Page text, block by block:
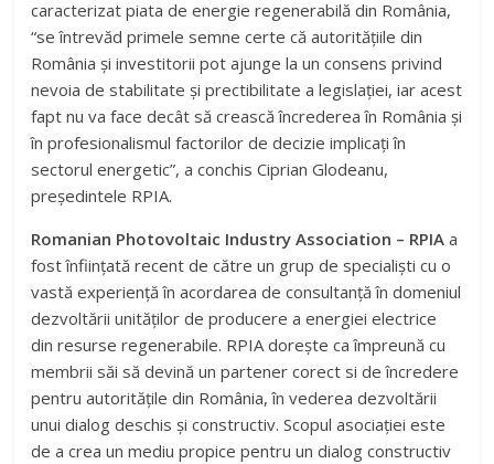
caracterizat piata de energie regenerabilă din România,
“se întrevăd primele semne certe că autoritățiile din
România și investitorii pot ajunge la un consens privind
nevoia de stabilitate și prectibilitate a legislației, iar acest
fapt nu va face decât să crească încrederea în România și
în profesionalismul factorilor de decizie implicați în
sectorul energetic”, a conchis Ciprian Glodeanu,
președintele RPIA.
Romanian Photovoltaic Industry Association – RPIA a
fost înființată recent de către un grup de specialiști cu o
vastă experiență în acordarea de consultanță în domeniul
dezvoltării unităților de producere a energiei electrice
din resurse regenerabile. RPIA dorește ca împreună cu
membrii săi să devină un partener corect si de încredere
pentru autoritățile din România, în vederea dezvoltării
unui dialog deschis și constructiv. Scopul asociației este
de a crea un mediu propice pentru un dialog constructiv